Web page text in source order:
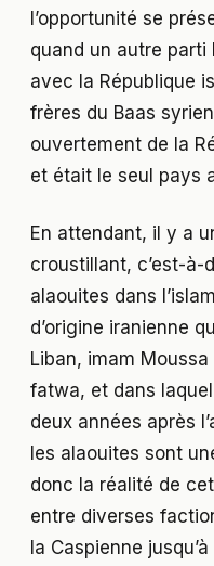
l’opportunité se
quand un autre parti
avec la République
frères du Baas
ouvertement de la
et était le seul pays
En attendant, il y a
croustillant, c’est-à-
alaouites dans
d’origine iranienne
Liban, imam
fatwa, et dans
deux années après
les alaouites sont
donc la réalité de
entre diverses
la Caspienne